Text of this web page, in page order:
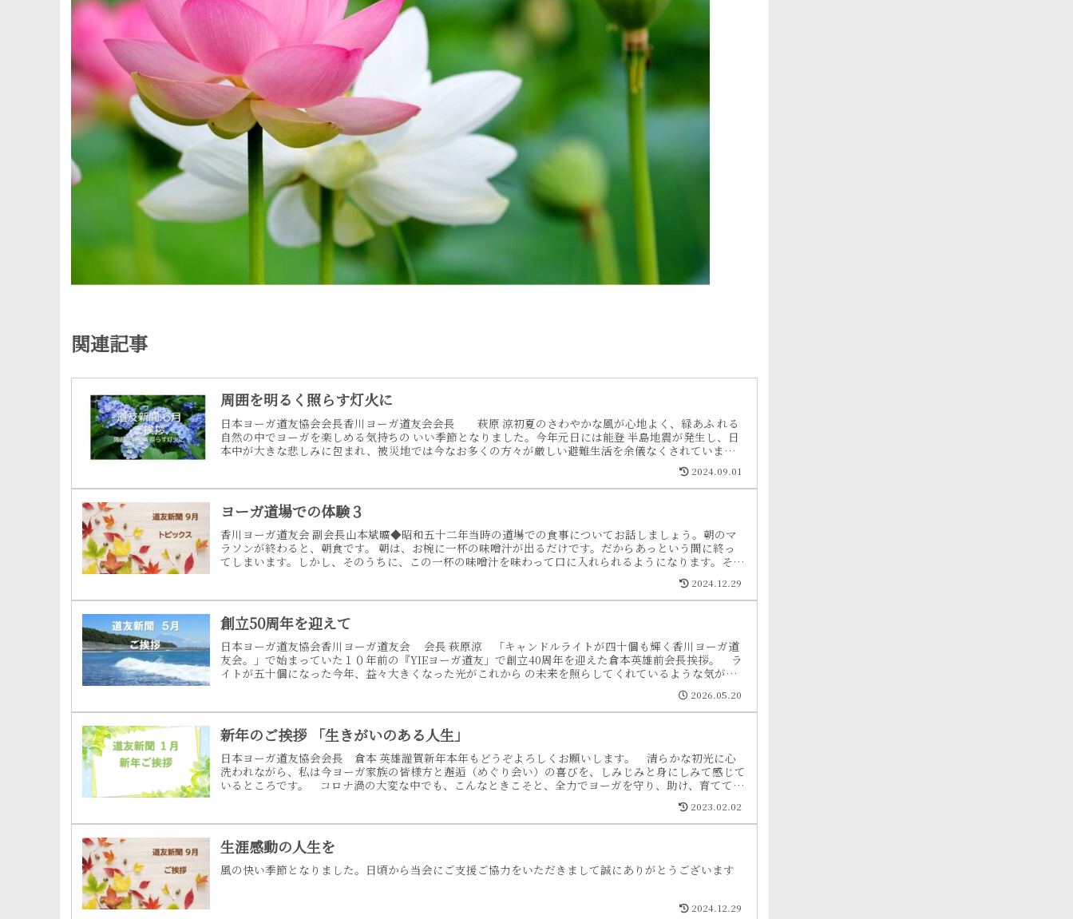
関連記事
周囲を明るく照らす灯火に
日本ヨーガ道友協会会長香川ヨーガ道友会会長 萩原 涼初夏のさわやかな風が心地よく、緑あふ れる
自然の中でヨーガを楽しめる気持ちの いい季節となりました。今年元日には能登 半島地震が発生し、日
本中が大きな悲しみに包まれ、被災地では今なお多くの方々が厳しい避難生活を余儀なくされています。
会の皆様から少しでもお役に立ちたいとの声が寄せられ、809,086円という大きなお気持ちを日本赤十字
社香川県 支部に災害義援金として２月に寄付させていただきました。 ご協力いただきましたこと、深く
感謝申し上げます。富山ヨーガ道友会の東井晃一会長からも「能登に心を寄せていただきあり がとうご
ざいます」と感謝のお言葉 ・・・もっと見る
2024.09.01
ヨーガ道場での体験３
香川ヨーガ道友会 副会長山本斌曠◆昭和五十二年当時の道場での食事についてお話しましょう。朝のマ
ラソンが終わると、朝食です。 朝は、お椀に一杯の味噌汁が出るだけです。だからあっという間に終っ
てしまいます。しかし、そのうちに、この一杯の味噌汁を味わって口に入れられるようになります。そし
て、最後の一滴まで甘露のごとく味わいながら、あらゆるものに感謝して、生かされていることに心から
喜びを感じられるようになってくるのです。午前中は、体位法、呼吸法などの実習があります。昼食はお
茶碗に軽く一杯の玄米ご飯です。副食は牛蒡、人参、椎茸などの煮物や高野豆腐に干物の焼き魚などで
す。昼食の後は、毎日沖正弘先生の強化行 ・・・もっと見る
2024.12.29
創立50周年を迎えて
日本ヨーガ道友協会香川ヨーガ道友会 会長 萩原涼 「キャンドルライトが四十個も輝く香川ヨーガ道
友会。」で始まっていた１０年前の『YIEヨーガ道友」で創立40周年を迎えた倉本英雄前会長挨拶。 ラ
イトが五十個になった今年、益々大きくなった光がこれから の未来を照らしてくれているような気がし
ています。その光はこ の半世紀にわたる歩みであり、皆様方の多大なるご支援の賜物です。心より感謝
申し上げます。 この感謝の気持ちを私の父である前会長はどれほど皆様に直接お伝えしたかったことで
しょう、皆様と一緒に喜び合いたかったことでしょう。父が歩んだ五十年間は、皆様との絆を一つひとつ
丁寧に育み、分かち合ってきた幸 ・・・もっと見る
2026.05.20
新年のご挨拶 「生きがいのある人生」
日本ヨーガ道友協会会長 倉本 英雄謹賀新年本年もどうぞよろしくお願いします。 清らかな初光に心
洗われながら、私は今ヨーガ家族の皆様方と邂逅（めぐり会い）の喜びを、しみじみと身にしみて感じて
いるところです。 コロナ渦の大変な中でも、こんなときこそと、全力でヨーガを守り、助け、育てて頂
き力強く支えてくださいました。「至優至柔」の篤い志をもった方たちです。 このような彩り鮮やかな
素晴らしい方々と、時と場を共有し、交流を深める機会をなお一層多くしていきたいと思っています。そ
して、「生きがいのある人生」を送りたいものです。 全国の教育者からも敬愛されていた森信三先生の
お言葉を紹介します。「この世において ・・・もっと見る
2023.02.02
生涯感動の人生を
風の快い季節となりました。日頃から当会にご支援ご協力をいただきまして誠にありがとうございます
2024.12.29